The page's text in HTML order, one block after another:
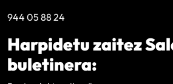
944 05 88 24
Harpidetu zaitez
buletinera: